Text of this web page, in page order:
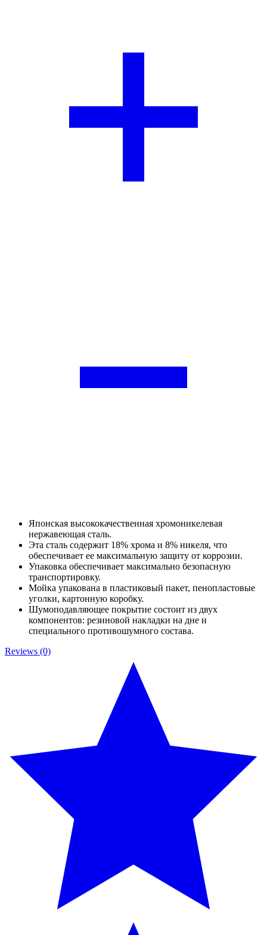
Японская высококачественная хромоникелевая
нержавеющая сталь.
Эта сталь содержит 18% хрома и 8% никеля, что
обеспечивает ее максимальную защиту от коррозии.
Упаковка обеспечивает максимально безопасную
транспортировку.
Мойка упакована в пластиковый пакет, пенопластовые
уголки, картонную коробку.
Шумоподавляющее покрытие состоит из двух
компонентов: резиновой накладки на дне и
специального противошумного состава.
Reviews (0)